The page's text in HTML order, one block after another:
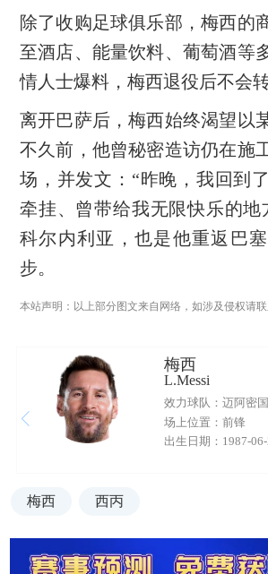
除了收购足球俱乐部，梅西的
至酒店、能量饮料、葡萄酒等
情人士爆料，梅西退役后不会
离开巴萨后，梅西始终渴望以
不久前，他曾秘密造访仍在施
场，并发文：“昨晚，我回到
牵挂、曾带给我无限快乐的地
科尔内利亚，也是他重返巴
步。
本站声明：以上部分图文来自网络，如涉及侵权请
梅西
L.Messi
效力球队：迈阿密
场上位置：前锋
出生日期：1987-
梅西 西丙